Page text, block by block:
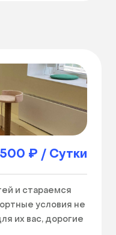
₽ / Сутки
и стараемся
условия не
их вас, дорогие